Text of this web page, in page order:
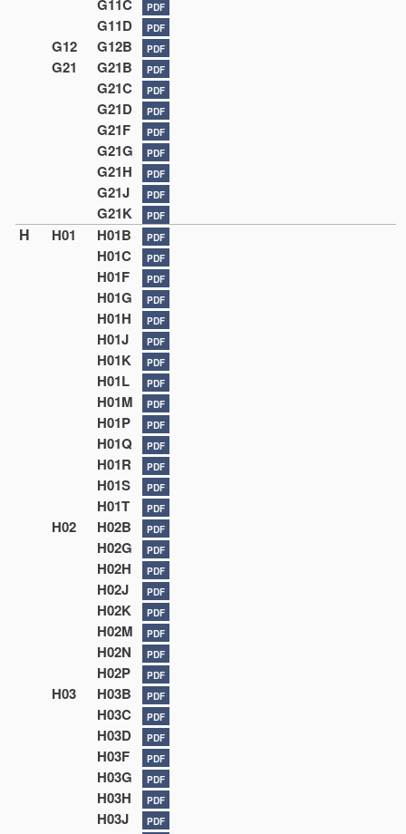
G11C PDF
G11D PDF
G12 G12B PDF
G21 G21B PDF
G21C PDF
G21D PDF
G21F PDF
G21G PDF
G21H PDF
G21J PDF
G21K PDF
H H01 H01B PDF
H01C PDF
H01F PDF
H01G PDF
H01H PDF
H01J PDF
H01K PDF
H01L PDF
H01M PDF
H01P PDF
H01Q PDF
H01R PDF
H01S PDF
H01T PDF
H02 H02B PDF
H02G PDF
H02H PDF
H02J PDF
H02K PDF
H02M PDF
H02N PDF
H02P PDF
H03 H03B PDF
H03C PDF
H03D PDF
H03F PDF
H03G PDF
H03H PDF
H03J PDF